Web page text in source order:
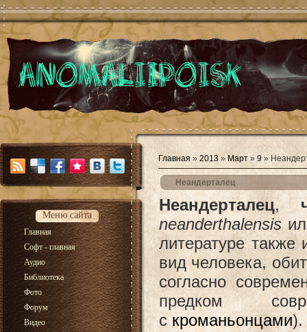
Меню сайта
Главная
Софт - главная
Аудио
Библиотека
Фото
Форум
Видео
Главная » 2013 » Март » 9 »
Неандерталец
Неандерталец,
neanderthalensis
литературе также
вид человека,
согласно
предком
с кроманьонцами).